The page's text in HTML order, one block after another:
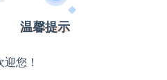
温馨提示
您！